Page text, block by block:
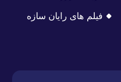
فیلم های رایان سازه